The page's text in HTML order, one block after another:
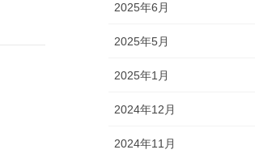
2025年6月
2025年5月
2025年1月
2024年12月
2024年11月